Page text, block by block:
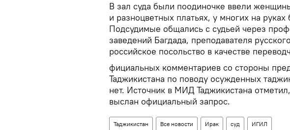
В зал суда были поодиночке ввели
и разноцветных платьях, у многих на
Подсудимые общались с судьей через
заведений Багдада, преподавателя
российское посольство в качестве
фициальных комментариев со стороны
Таджикистана по поводу осужденных
нет. Источник в МИД Таджикистана
выслан официальный запрос.
Таджикистан Все новости Ирак суд ИГИЛ